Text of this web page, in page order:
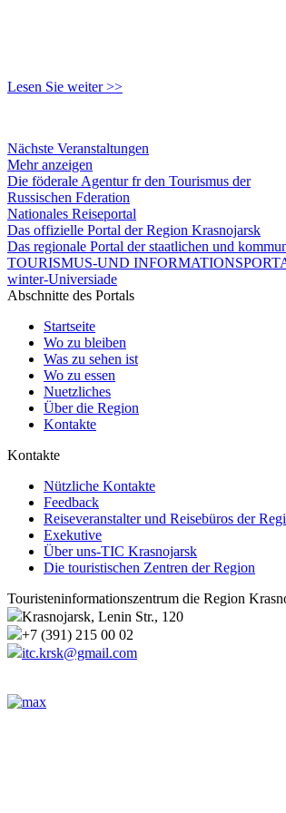
Lesen Sie weiter >>
Nächste Veranstaltungen
Mehr anzeigen
Die föderale Agentur fr den Tourismus der
Russischen Fderation
Nationales Reiseportal
Das offizielle Portal der Region Krasnojarsk
Das regionale Portal der staatlichen und
TOURISMUS-UND
winter-Universiade
Abschnitte des Portals
Startseite
Wo zu bleiben
Was zu sehen ist
Wo zu essen
Nuetzliches
Über die Region
Kontakte
Kontakte
Nützliche Kontakte
Feedback
Reiseveranstalter und Reisebüros der
Exekutive
Über uns-TIC Krasnojarsk
Die touristischen Zentren der Region
Touristeninformationszentrum die Region
Krasnojarsk, Lenin Str., 120
+7 (391) 215 00 02
itc.krsk@gmail.com